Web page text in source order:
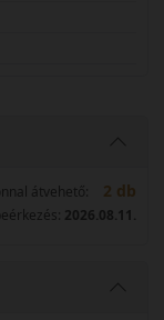
átvehető: 2 db
2026.08.11.